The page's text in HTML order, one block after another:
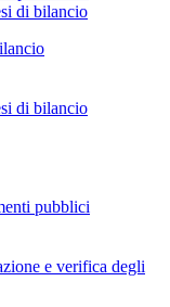
di bilancio
di bilancio
pubblici
e verifica degli